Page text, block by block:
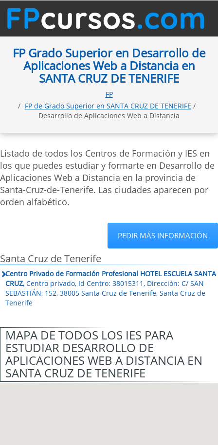
FP Grado Superior en Desarrollo de
Aplicaciones Web a Distancia en
SANTA CRUZ DE TENERIFE
FP
FP de Grado Superior en SANTA CRUZ DE TENERIFE /
Desarrollo de Aplicaciones Web a Distancia
Listado de todos los Centros de Formación y IES en
los que puedes estudiar y formarte en Desarrollo de
Aplicaciones Web a Distancia en la provincia de
Santa-Cruz-de-Tenerife. Las ciudades aparecen por
orden alfabético.
PEDIR MÁS INFORMACIÓN
Santa Cruz de Tenerife
Centro Privado de Formación Profesional HOTEL ESCUELA SANTA
CRUZ, Centro privado, Id Centro: 38015311, Dirección: C/ SAN
SEBASTIÁN, 152, 38005 Santa Cruz de Tenerife, Santa Cruz de
Tenerife
MAPA DE TODOS LOS IES PARA
ESTUDIAR DESARROLLO DE
APLICACIONES WEB A DISTANCIA EN
SANTA CRUZ DE TENERIFE